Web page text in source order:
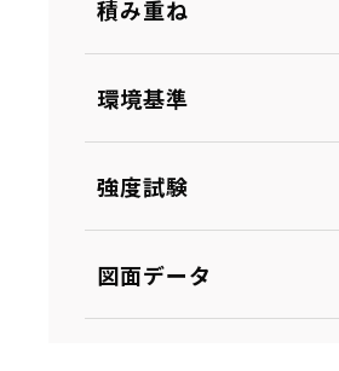
積み重ね
環境基準
強度試験
図面データ